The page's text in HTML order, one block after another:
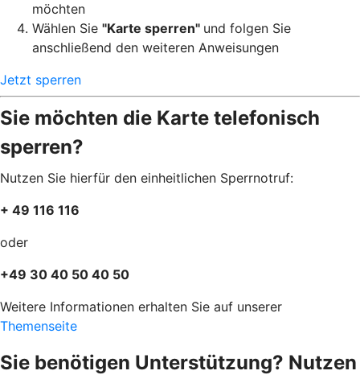
möchten
Wählen Sie "Karte sperren" und folgen Sie
anschließend den weiteren Anweisungen
Jetzt sperren
Sie möchten die Karte telefonisch
sperren?
Nutzen Sie hierfür den einheitlichen Sperrnotruf:
+ 49 116 116
oder
+49 30 40 50 40 50
Weitere Informationen erhalten Sie auf unserer
Themenseite
Sie benötigen Unterstützung? Nutzen